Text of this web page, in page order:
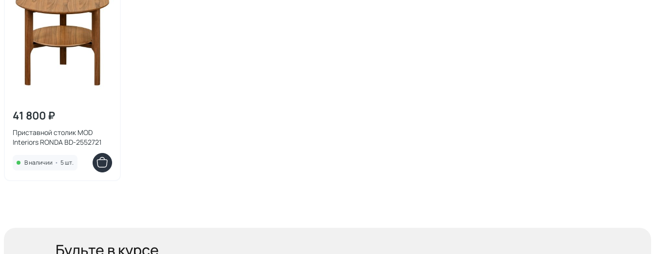
41 800 ₽
Приставной столик MOD
Interiors RONDA BD-2552721
В наличии • 5 шт.
Будьте в курсе